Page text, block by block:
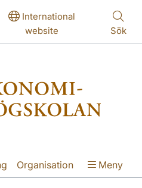
International
website
Sök
Organisation Meny